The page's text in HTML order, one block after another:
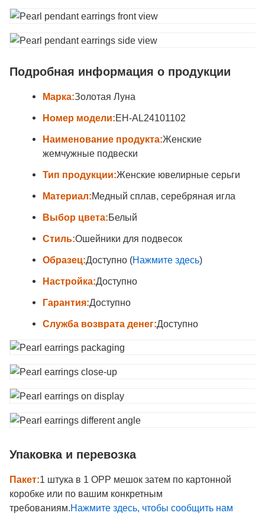
Подробная информация о продукции
Марка:Золотая Луна
Номер модели:EH-AL24101102
Наименование продукта:Женские
жемчужные подвески
Тип продукции:Женские ювелирные серьги
Материал:Медный сплав, серебряная игла
Выбор цвета:Белый
Стиль:Ошейники для подвесок
Образец:Доступно (Нажмите здесь)
Настройка:Доступно
Гарантия:Доступно
Служба возврата денег:Доступно
Упаковка и перевозка
Пакет:1 штука в 1 OPP мешок затем по картонной
коробке или по вашим конкретным
требованиям.Нажмите здесь, чтобы сообщить нам